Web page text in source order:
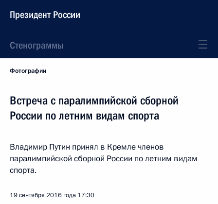
Президент России
Стенограммы
Фотографии
Встреча с паралимпийской сборной
России по летним видам спорта
Владимир Путин принял в Кремле членов
паралимпийской сборной России по летним видам
спорта.
19 сентября 2016 года 17:30